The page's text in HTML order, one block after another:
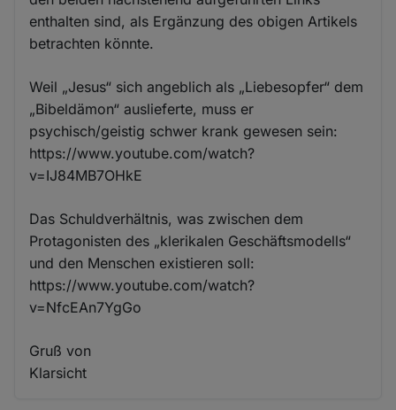
enthalten sind, als Ergänzung des obigen Artikels
betrachten könnte.
Weil „Jesus“ sich angeblich als „Liebesopfer“ dem
„Bibeldämon“ auslieferte, muss er
psychisch/geistig schwer krank gewesen sein:
https://www.youtube.com/watch?
v=IJ84MB7OHkE
Das Schuldverhältnis, was zwischen dem
Protagonisten des „klerikalen Geschäftsmodells“
und den Menschen existieren soll:
https://www.youtube.com/watch?
v=NfcEAn7YgGo
Gruß von
Klarsicht